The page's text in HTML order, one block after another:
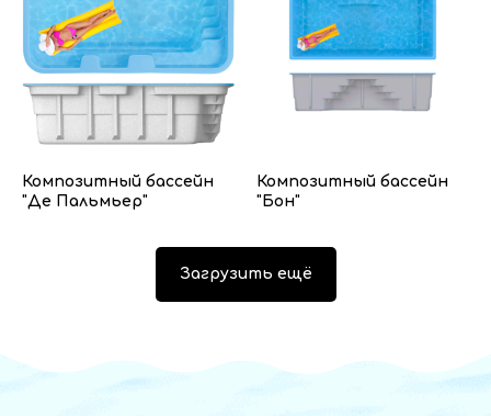
Композитный бассейн
"Де Пальмьер"
Композитный бассейн
"Бон"
Загрузить ещё